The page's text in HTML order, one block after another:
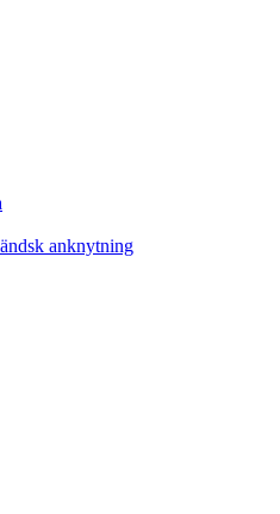
anknytning